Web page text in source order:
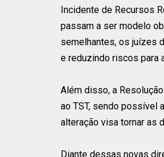
Incidente de Recursos
passam a ser modelo
semelhantes, os juízes
e reduzindo riscos para
Além disso, a
ao TST, sendo possível
alteração visa tornar as
Diante dessas novas